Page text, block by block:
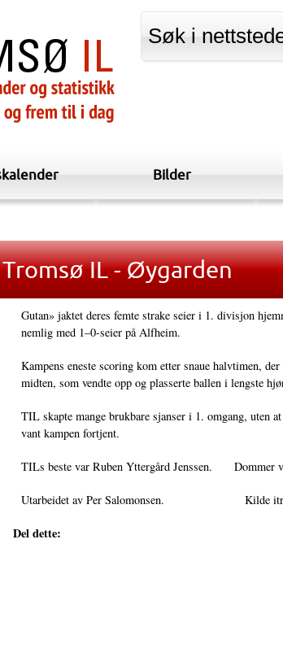
Bilder
IL - Øygarden
Gutan» jaktet deres femte strake seier i 1. divisjon
nemlig med 1–0-seier på Alfheim.
Kampens eneste scoring kom etter snaue halvtimen,
midten, som vendte opp og plasserte ballen i lengste
TIL skapte mange brukbare sjanser i 1. omgang, uten
vant kampen fortjent.
TILs beste var Ruben Yttergård Jenssen. Dommer
Utarbeidet av Per Salomonsen. Kilde
Del dette: